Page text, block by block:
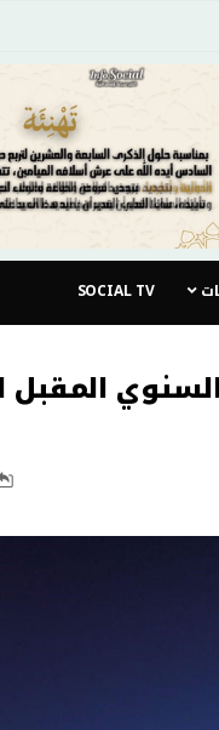
SOCIAL TV